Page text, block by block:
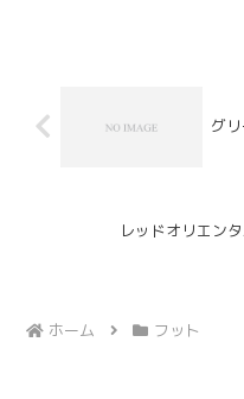
グ
レッドオリエン
ホーム フット